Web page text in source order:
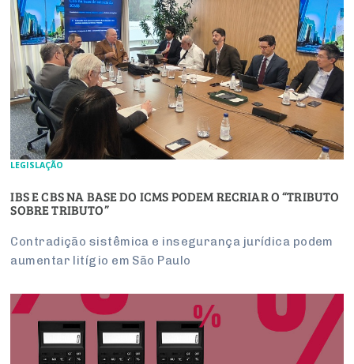
LEGISLAÇÃO
IBS E CBS NA BASE DO ICMS PODEM RECRIAR O “TRIBUTO
SOBRE TRIBUTO”
Contradição sistêmica e insegurança jurídica podem
aumentar litígio em São Paulo